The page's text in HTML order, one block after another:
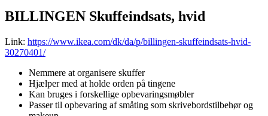
BILLINGEN Skuffeindsats, hvid
Link: https://www.ikea.com/dk/da/p/billingen-skuffeindsats-hvid-
30270401/
Nemmere at organisere skuffer
Hjælper med at holde orden på tingene
Kan bruges i forskellige opbevaringsmøbler
Passer til opbevaring af småting som skrivebordstilbehør og